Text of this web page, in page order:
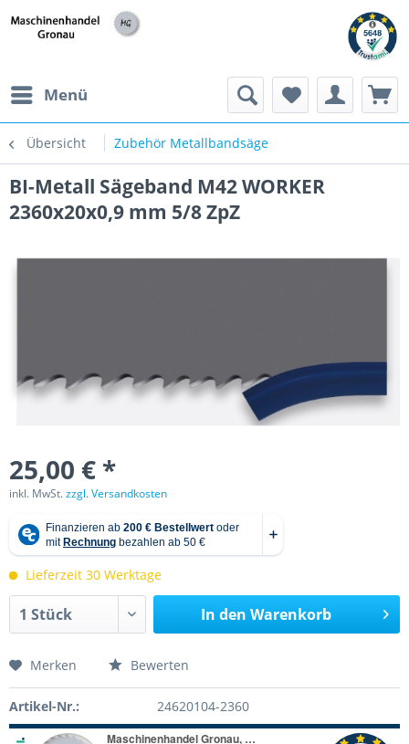
Menü
Übersicht Zubehör Metallbandsäge
BI-Metall Sägeband M42 WORKER
2360x20x0,9 mm 5/8 ZpZ
25,00 € *
inkl. MwSt.zzgl. Versandkosten
Lieferzeit 30 Werktage
In den Warenkorb
Merken Bewerten
Artikel-Nr.: 24620104-2360